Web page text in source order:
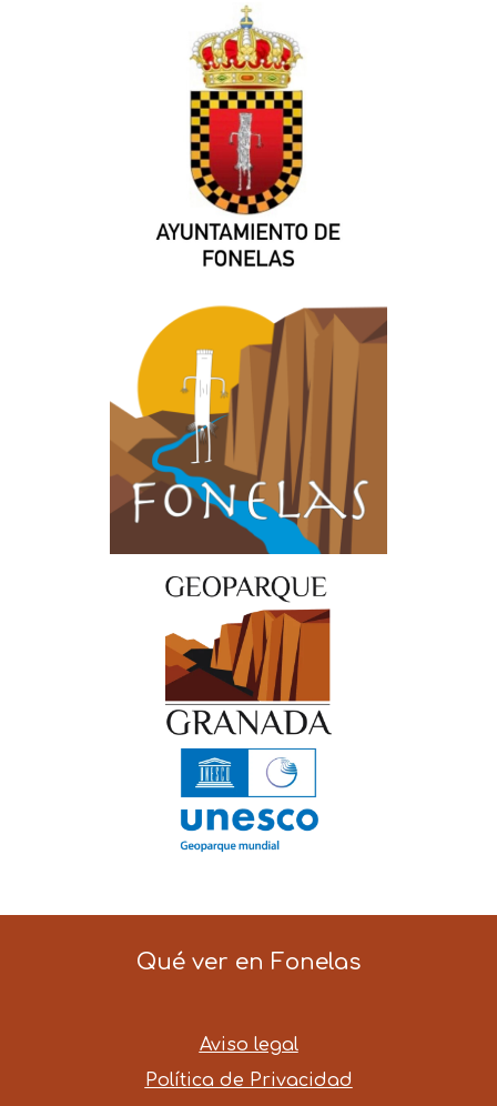
Qué ver en Fonelas
Aviso legal
Política de Privacidad